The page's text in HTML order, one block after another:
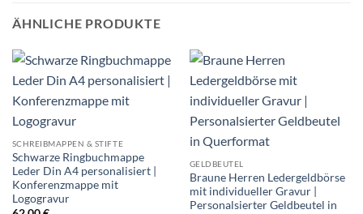
ÄHNLICHE PRODUKTE
SCHREIBMAPPEN & STIFTE
Schwarze Ringbuchmappe
Leder Din A4 personalisiert |
Konferenzmappe mit
Logogravur
GELDBEUTEL
Braune Herren Ledergeldbörse
mit individueller Gravur |
Personalsierter Geldbeutel in